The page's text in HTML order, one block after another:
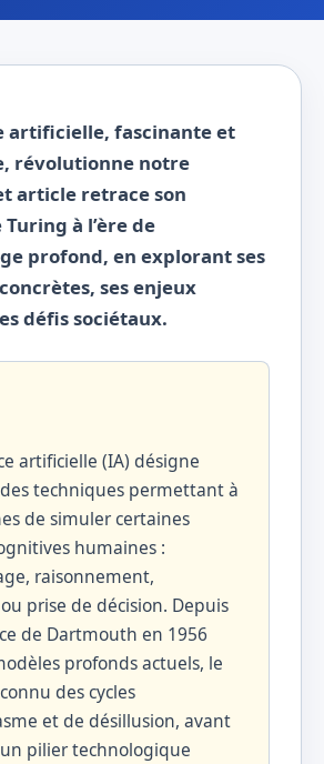
artificielle, fascinante et
révolutionne notre
article retrace son
à l’ère de
profond, en explorant ses
ses enjeux
défis sociétaux.
artificielle (IA) désigne
des techniques permettant à
de simuler certaines
humaines :
raisonnement,
prise de décision. Depuis
de Dartmouth en 1956
profonds actuels, le
des cycles
et de désillusion, avant
pilier technologique